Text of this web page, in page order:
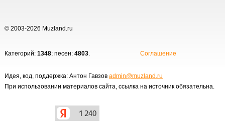
© 2003-2026 Muzland.ru
Категорий: 1348; песен: 4803. Соглашение
Идея, код, поддержка: Антон Гавзов admin@muzland.ru
При использовании материалов сайта, ссылка на источник обязательна.